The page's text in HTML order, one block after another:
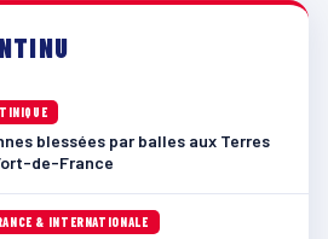
blessées par balles aux Terres
de-France
& INTERNATIONALE